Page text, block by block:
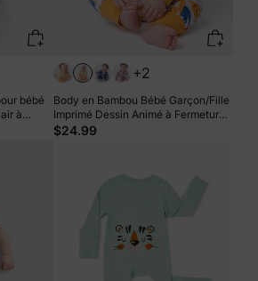
bébé
à
motif
+2
Body en Bambou Bébé Garçon/Fille
Imprimé Dessin Animé à Fermeture
Éclair 2 Sens Antidérapant Manches
$24.99